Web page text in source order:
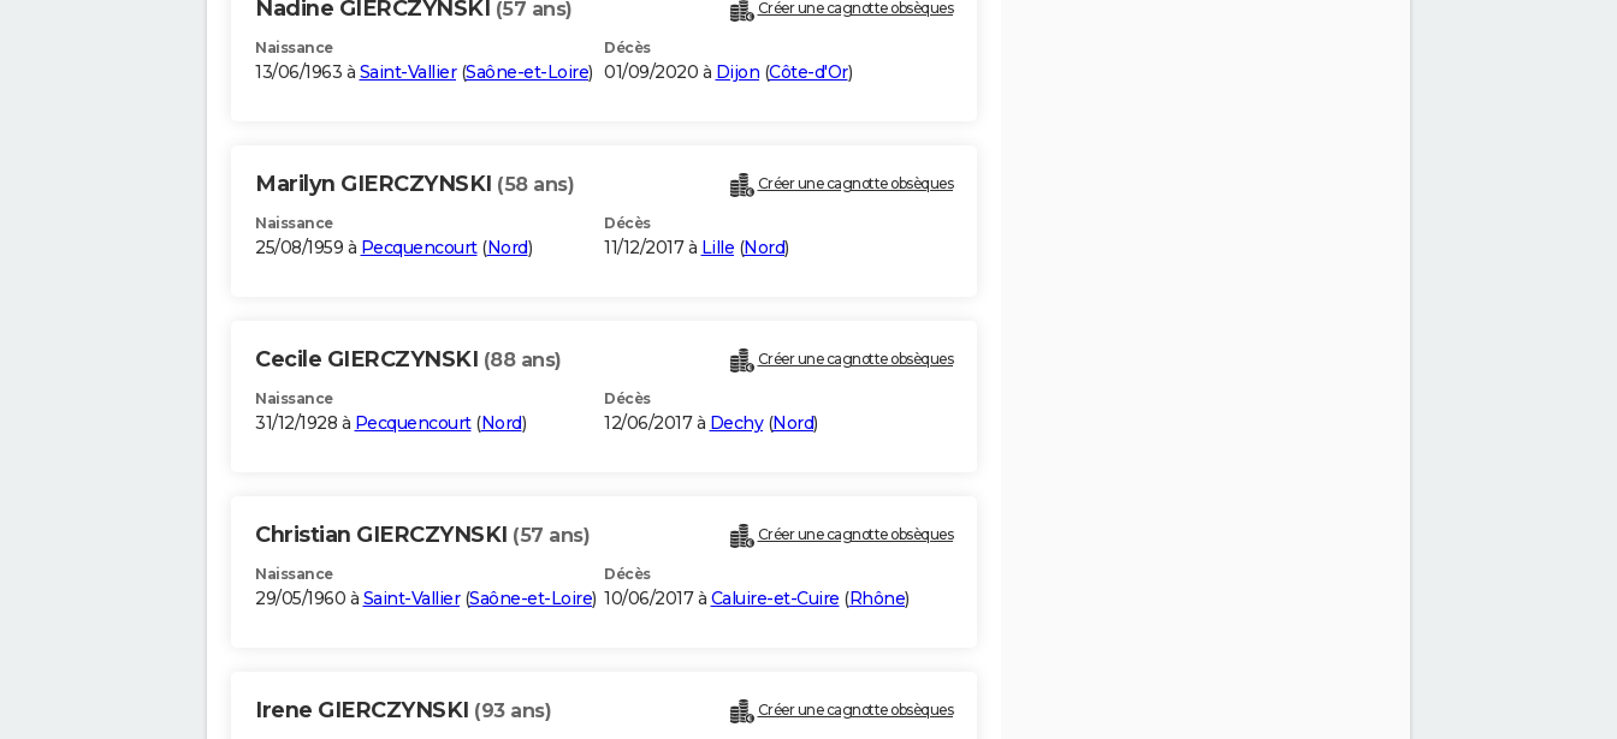
Nadine GIERCZYNSKI (57 ans) Créer une cagnotte obsèques
Naissance
13/06/1963 à Saint-Vallier(Saône-et-Loire)
Décès
01/09/2020 à Dijon (Côte-d'Or)
Marilyn GIERCZYNSKI (58 ans) Créer une cagnotte obsèques
Naissance
25/08/1959 à Pecquencourt(Nord)
Décès
11/12/2017 à Lille (Nord)
Cecile GIERCZYNSKI (88 ans) Créer une cagnotte obsèques
Naissance
31/12/1928 à Pecquencourt(Nord)
Décès
12/06/2017 à Dechy(Nord)
Christian GIERCZYNSKI (57 ans) Créer une cagnotte obsèques
Naissance
29/05/1960 à Saint-Vallier(Saône-et-Loire)
Décès
10/06/2017 à Caluire-et-Cuire (Rhône)
Irene GIERCZYNSKI (93 ans) Créer une cagnotte obsèques